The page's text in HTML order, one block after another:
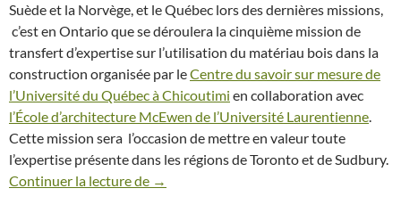
Suède et la Norvège, et le Québec lors des dernières missions,
c’est en Ontario que se déroulera la cinquième mission de
transfert d’expertise sur l’utilisation du matériau bois dans la
construction organisée par leCentre du savoir sur mesure de
l’Université du Québec à Chicoutimi en collaboration avec
l’École d’architecture McEwen de l’Université Laurentienne.
Cette mission sera l’occasion de mettre en valeur toute
l’expertise présente dans les régions de Toronto et de Sudbury.
Continuer la lecture de Conception, fabrication et technologie
→